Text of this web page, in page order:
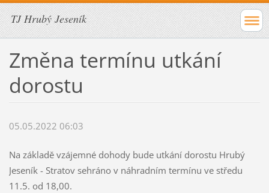
TJ Hrubý Jeseník
Změna termínu utkání
dorostu
05.05.2022 06:03
Na základě vzájemné dohody bude utkání dorostu Hrubý
Jeseník - Stratov sehráno v náhradním termínu ve středu
11.5. od 18,00.